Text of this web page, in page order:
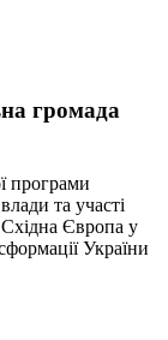
громада
програми
та участі
Європа у
України